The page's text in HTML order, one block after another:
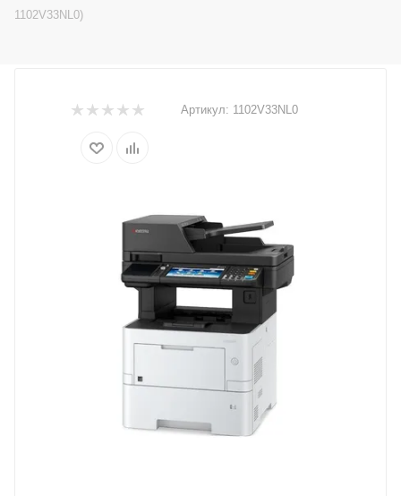
1102V33NL0)
Артикул: 1102V33NL0